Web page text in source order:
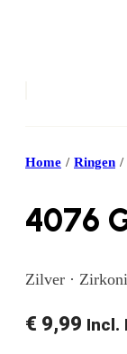
Home / Ringen /
4076
Zilver ·
€ 9,99 Incl.